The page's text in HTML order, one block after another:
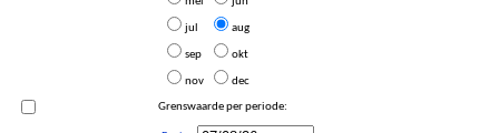
jul aug
sep okt
nov dec
Grenswaarde per periode: